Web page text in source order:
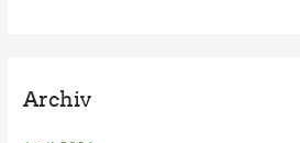
Archiv